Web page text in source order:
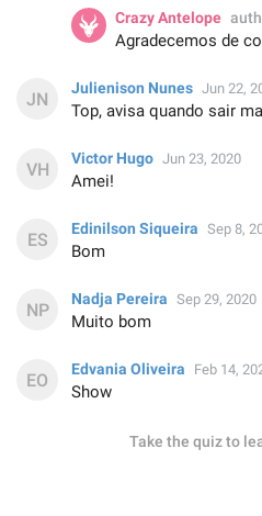
Crazy Antelope
Agradecemos de
Julienison Nunes Jun 22,
Top, avisa quando sair
Victor Hugo Jun 23, 2020
Amei!
Edinilson Siqueira Sep 8,
Bom
Nadja Pereira Sep 29, 2020
Muito bom
Edvania Oliveira Feb 14,
Show
Take the quiz to